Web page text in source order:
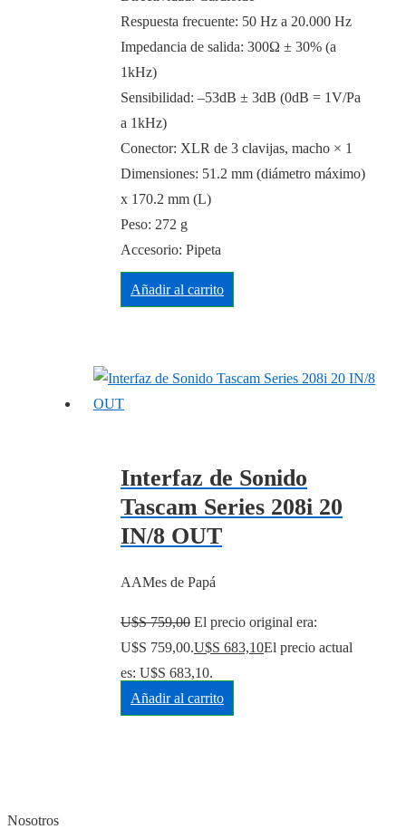
Respuesta frecuente: 50 Hz a 20.000 Hz
Impedancia de salida: 300Ω ± 30% (a
1kHz)
Sensibilidad: –53dB ± 3dB (0dB = 1V/Pa
a 1kHz)
Conector: XLR de 3 clavijas, macho × 1
Dimensiones: 51.2 mm (diámetro máximo)
x 170.2 mm (L)
Peso: 272 g
Accesorio: Pipeta
Añadir al carrito
Interfaz de Sonido
Tascam Series 208i 20
IN/8 OUT
AAMes de Papá
U$S759,00 El precio original era:
U$S 759,00.U$S 683,10El precio actual
es: U$S 683,10.
Añadir al carrito
Nosotros